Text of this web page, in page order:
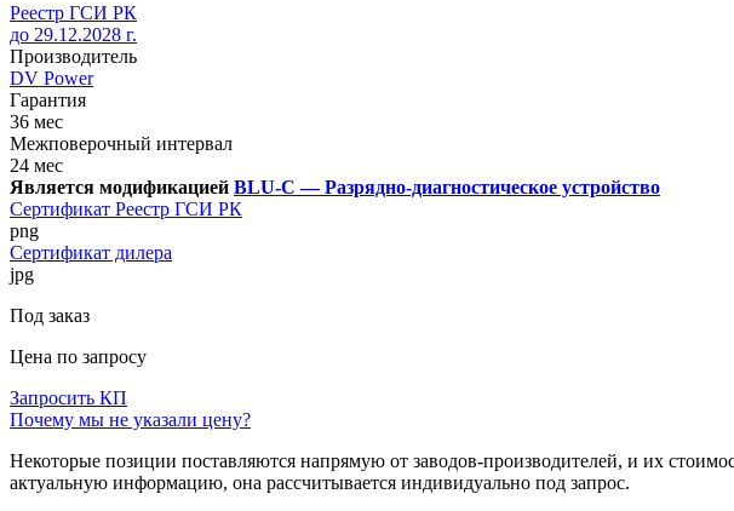
Реестр ГСИ РК
до 29.12.2028 г.
Производитель
DV Power
Гарантия
36 мес
Межповерочный интервал
24 мес
Является модификацией BLU-C — Разрядно-диагностическое устройство
Сертификат Реестр ГСИ РК
png
Сертификат дилера
jpg
Под заказ
Цена по запросу
Запросить КП
Почему мы не указали цену?
Некоторые позиции поставляются напрямую от заводов-производителей, и их
актуальную информацию, она рассчитывается индивидуально под запрос.